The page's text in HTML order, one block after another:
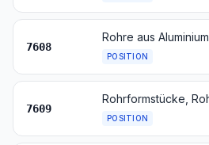
7608
Rohre aus Aluminium
POSITION
7609
POSITION